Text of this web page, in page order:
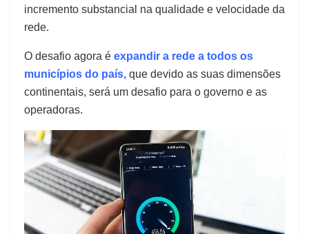
incremento substancial na qualidade e velocidade da
rede.
O desafio agora é expandir a rede a todos os
municípios do país, que devido as suas dimensões
continentais, será um desafio para o governo e as
operadoras.